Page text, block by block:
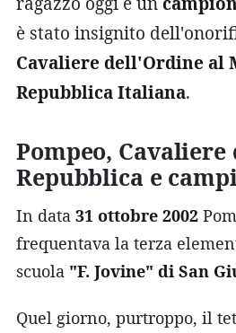
è stato insignito
Cavaliere dell'Ordine al
Repubblica Italiana.
Pompeo, Cavaliere
Repubblica e
In data 31 ottobre 2002
frequentava la terza
scuola "F. Jovine" di San
Quel giorno, purtroppo, il